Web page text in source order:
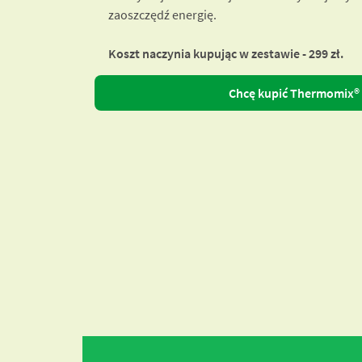
zaoszczędź energię.
Koszt naczynia kupując w zestawie - 299 zł.
Chcę kupić Thermomix®